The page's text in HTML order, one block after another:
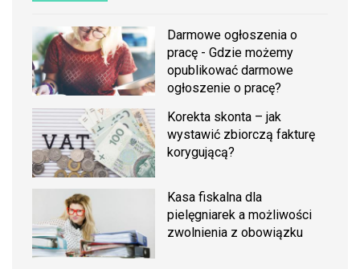
Darmowe ogłoszenia o
pracę - Gdzie możemy
opublikować darmowe
ogłoszenie o pracę?
Korekta skonta – jak
wystawić zbiorczą fakturę
korygującą?
Kasa fiskalna dla
pielęgniarek a możliwości
zwolnienia z obowiązku